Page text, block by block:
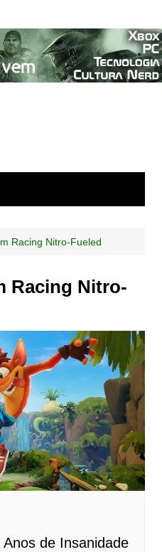
Racing Nitro-Fueled
Racing Nitro-
de Insanidade